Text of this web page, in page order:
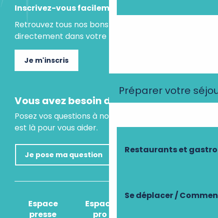
Préparer votre
Restaurants et
Se déplacer /
Inscrivez-vous facilement
Retrouvez tous nos bons plans et idées séjours
directement dans votre boite mail.
Je m'inscris
Vous avez besoin d'un conseil ?
Posez vos questions à notre assistant virtuel, il
est là pour vous aider.
Je pose ma question
Espace
presse
Espace
pro
Comment venir